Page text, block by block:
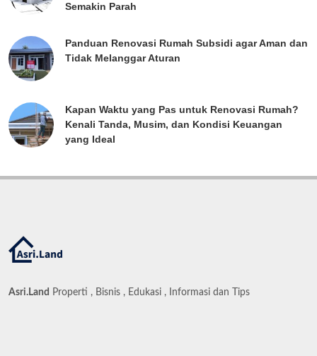
Semakin Parah
Panduan Renovasi Rumah Subsidi agar Aman dan
Tidak Melanggar Aturan
Kapan Waktu yang Pas untuk Renovasi Rumah?
Kenali Tanda, Musim, dan Kondisi Keuangan
yang Ideal
Asri.Land Properti , Bisnis , Edukasi , Informasi dan Tips